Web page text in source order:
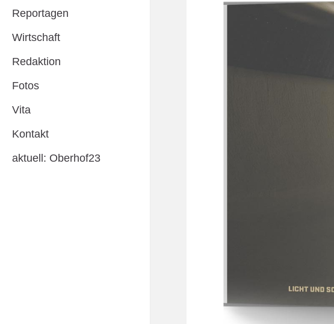
Reportagen
Wirtschaft
Redaktion
Fotos
Vita
Kontakt
aktuell: Oberhof23